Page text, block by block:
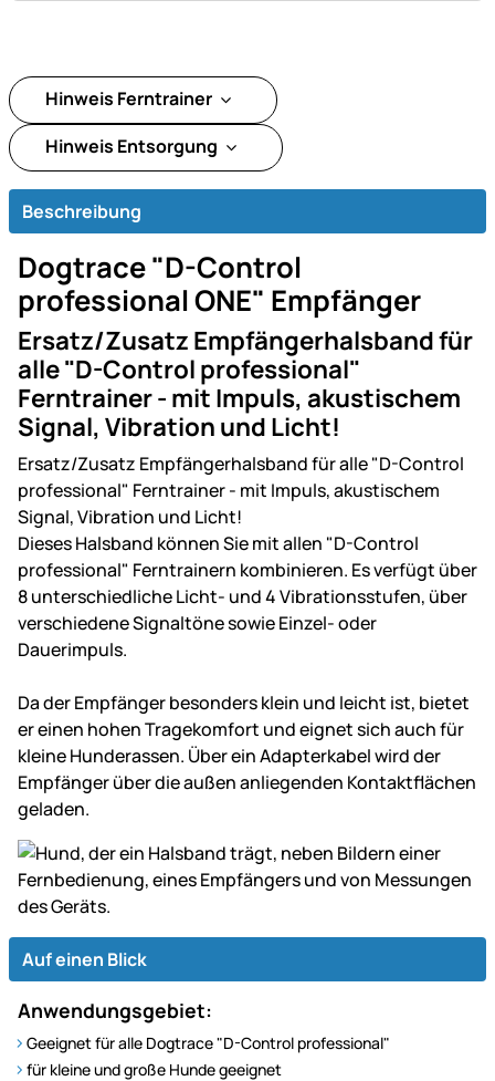
Hinweis Ferntrainer
Hinweis Entsorgung
Beschreibung
Dogtrace "D-Control
professional ONE" Empfänger
Ersatz/Zusatz Empfängerhalsband für
alle "D-Control professional"
Ferntrainer - mit Impuls, akustischem
Signal, Vibration und Licht!
Ersatz/Zusatz Empfängerhalsband für alle "D-Control
professional" Ferntrainer - mit Impuls, akustischem
Signal, Vibration und Licht!
Dieses Halsband können Sie mit allen "D-Control
professional" Ferntrainern kombinieren. Es verfügt über
8 unterschiedliche Licht- und 4 Vibrationsstufen, über
verschiedene Signaltöne sowie Einzel- oder
Dauerimpuls.
Da der Empfänger besonders klein und leicht ist, bietet
er einen hohen Tragekomfort und eignet sich auch für
kleine Hunderassen. Über ein Adapterkabel wird der
Empfänger über die außen anliegenden Kontaktflächen
geladen.
Auf einen Blick
Anwendungsgebiet:
Geeignet für alle Dogtrace "D-Control professional"
für kleine und große Hunde geeignet